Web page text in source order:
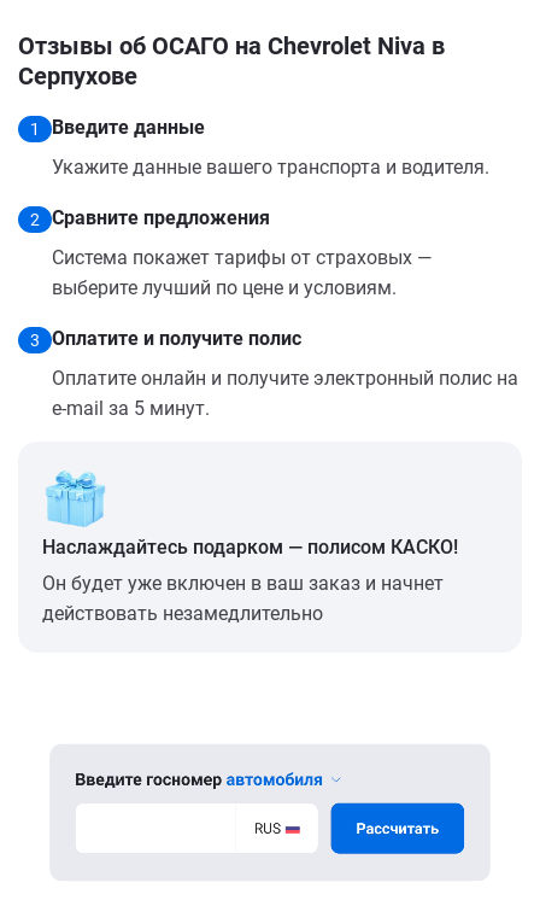
Отзывы об ОСАГО на Chevrolet Niva в
Серпухове
1
Введите данные
Укажите данные вашего транспорта и водителя.
2
Сравните предложения
Система покажет тарифы от страховых —
выберите лучший по цене и условиям.
3
Оплатите и получите полис
Оплатите онлайн и получите электронный полис на
e-mail за 5 минут.
Наслаждайтесь подарком — полисом КАСКО!
Он будет уже включен в ваш заказ и начнет
действовать незамедлительно